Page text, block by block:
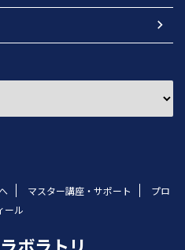
マスター講座・サポート
プロ
ール